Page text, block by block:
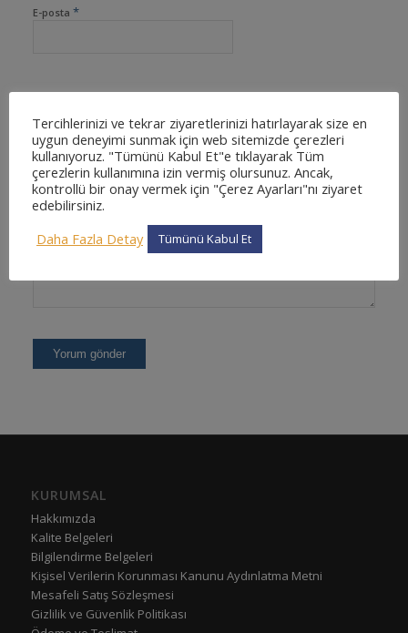
E-posta *
KURUMSAL
Hakkımızda
Kalite Belgeleri
Bilgilendirme Belgeleri
Kişisel Verilerin Korunması Kanunu Aydınlatma Metni
Mesafeli Satış Sözleşmesi
Gizlilik ve Güvenlik Politikası
Tercihlerinizi ve tekrar ziyaretlerinizi hatırlayarak size en
uygun deneyimi sunmak için web sitemizde çerezleri
kullanıyoruz. "Tümünü Kabul Et"e tıklayarak Tüm
çerezlerin kullanımına izin vermiş olursunuz. Ancak,
kontrollü bir onay vermek için "Çerez Ayarları"nı ziyaret
edebilirsiniz.
Daha Fazla Detay
Tümünü Kabul Et